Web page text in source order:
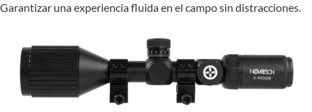
Garantizar una experiencia fluida en el campo sin distracciones.